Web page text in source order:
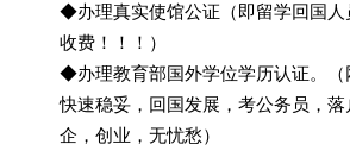
◆办理真实使馆公证（即留学回国人
收费！！！）
◆办理教育部国外学位学历认证。（
快速稳妥，回国发展，考公务员，
企，创业，无忧愁）